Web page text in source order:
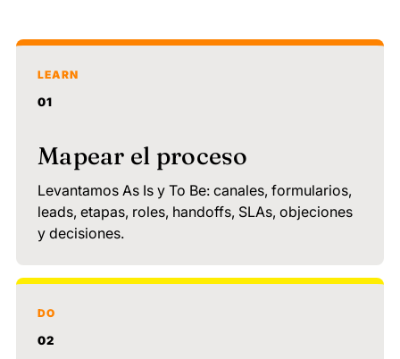
LEARN
01
Mapear el proceso
Levantamos As Is y To Be: canales, formularios,
leads, etapas, roles, handoffs, SLAs, objeciones
y decisiones.
DO
02